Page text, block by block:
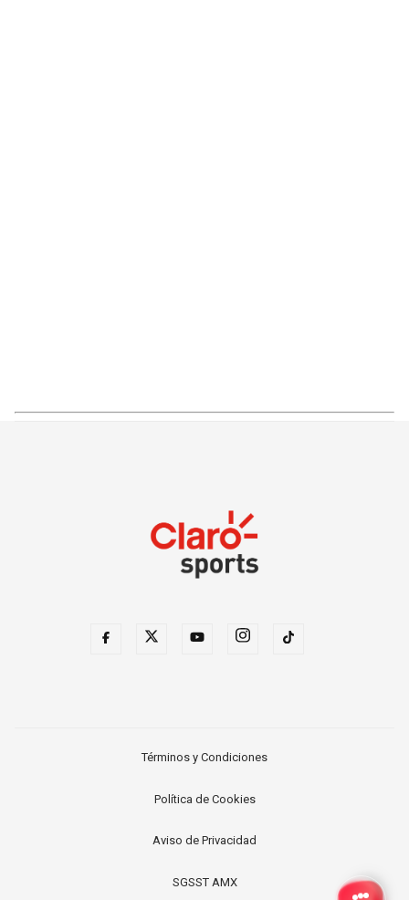
Términos y Condiciones
Política de Cookies
Aviso de Privacidad
SGSST AMX